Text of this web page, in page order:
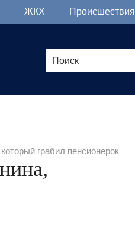
ЖКХ Происшествия
грабил пенсионерок